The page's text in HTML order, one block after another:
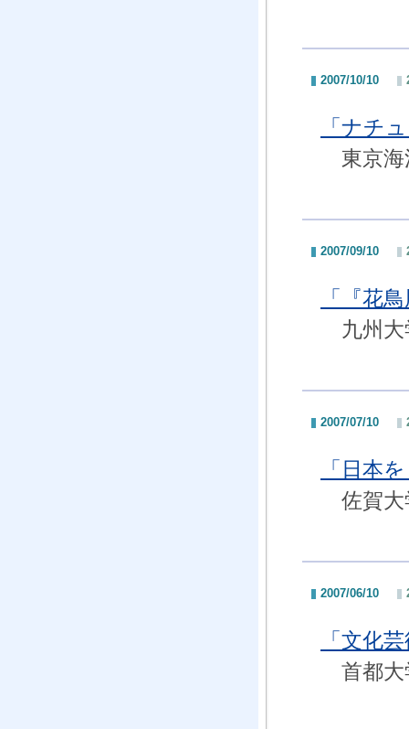
2007/10/10
「ナチ
東京海
2007/09/10
「『花
九州大
2007/07/10
「日本
佐賀大
2007/06/10
「文化
首都大